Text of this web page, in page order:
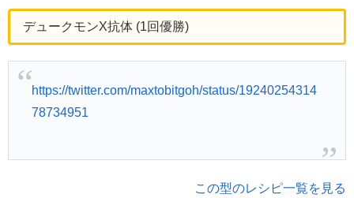
デュークモンX抗体 (1回優勝)
https://twitter.com/maxtobitgoh/status/19240254314
78734951
この型のレシピ一覧を見る